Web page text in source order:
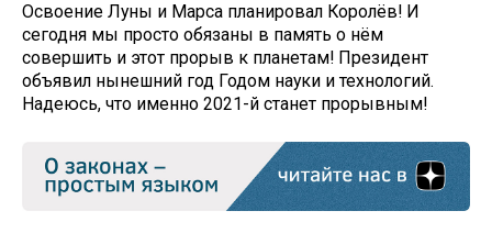
Освоение Луны и Марса планировал Королёв! И
сегодня мы просто обязаны в память о нём
совершить и этот прорыв к планетам! Президент
объявил нынешний год Годом науки и технологий.
Надеюсь, что именно 2021-й станет прорывным!